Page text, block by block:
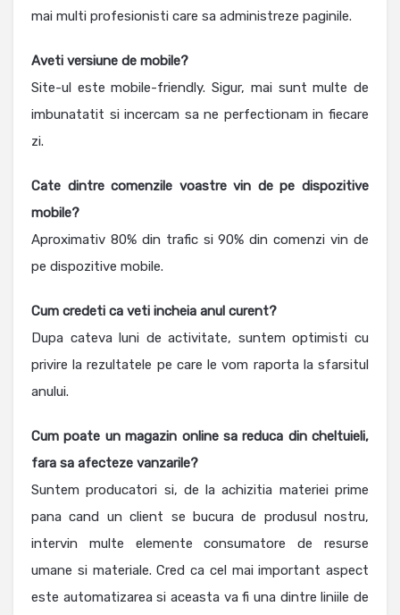
mai multi profesionisti care sa administreze paginile.
Aveti versiune de mobile?
Site-ul este mobile-friendly. Sigur, mai sunt multe de
imbunatatit si incercam sa ne perfectionam in fiecare
zi.
Cate dintre comenzile voastre vin de pe dispozitive
mobile?
Aproximativ 80% din trafic si 90% din comenzi vin de
pe dispozitive mobile.
Cum credeti ca veti incheia anul curent?
Dupa cateva luni de activitate, suntem optimisti cu
privire la rezultatele pe care le vom raporta la sfarsitul
anului.
Cum poate un magazin online sa reduca din cheltuieli,
fara sa afecteze vanzarile?
Suntem producatori si, de la achizitia materiei prime
pana cand un client se bucura de produsul nostru,
intervin multe elemente consumatore de resurse
umane si materiale. Cred ca cel mai important aspect
este automatizarea si aceasta va fi una dintre liniile de